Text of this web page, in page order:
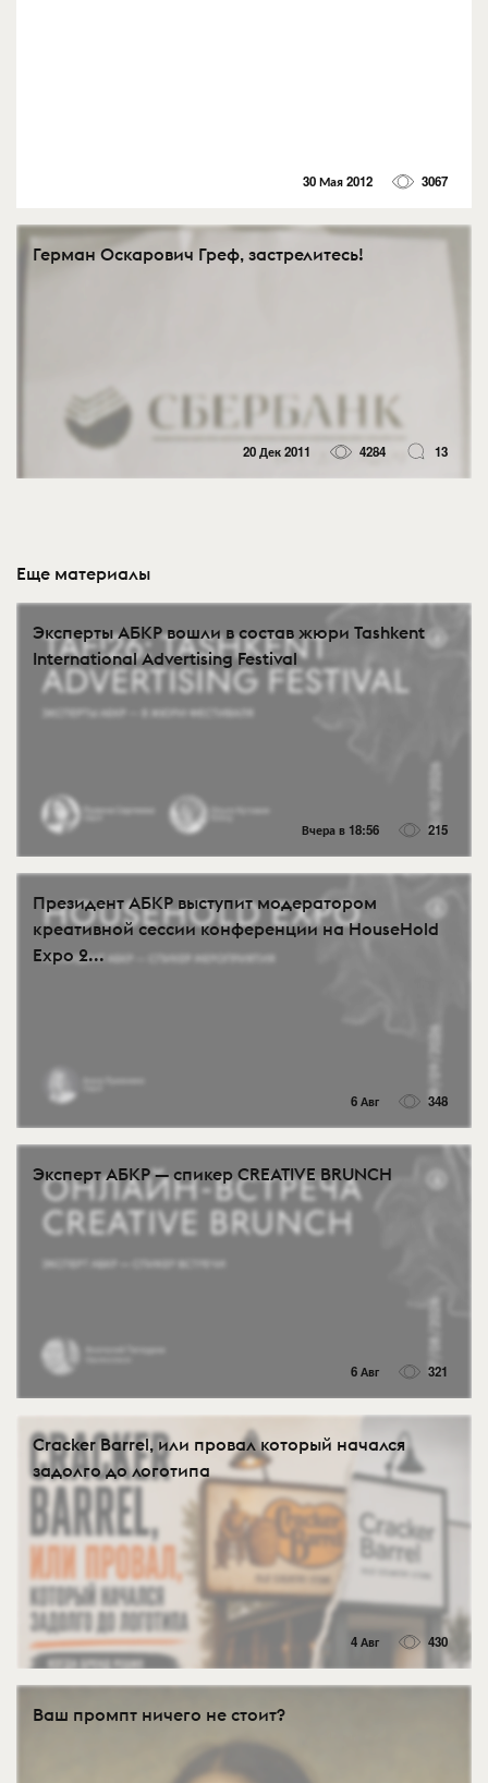
30 Мая 2012 3067
Герман Оскарович Греф, застрелитесь!
20 Дек 2011 4284 13
Еще материалы
Эксперты АБКР вошли в состав жюри Tashkent
International Advertising Festival
Вчера в 18:56 215
Президент АБКР выступит модератором
креативной сессии конференции на HouseHold
Expo 2...
6 Авг 348
Эксперт АБКР — спикер CREATIVE BRUNCH
6 Авг 321
Cracker Barrel, или провал который начался
задолго до логотипа
4 Авг 430
Ваш промпт ничего не стоит?